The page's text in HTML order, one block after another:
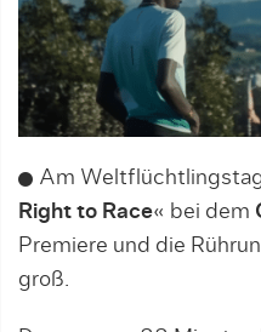
Am
Right to Race« bei dem
Premiere und die
groß.